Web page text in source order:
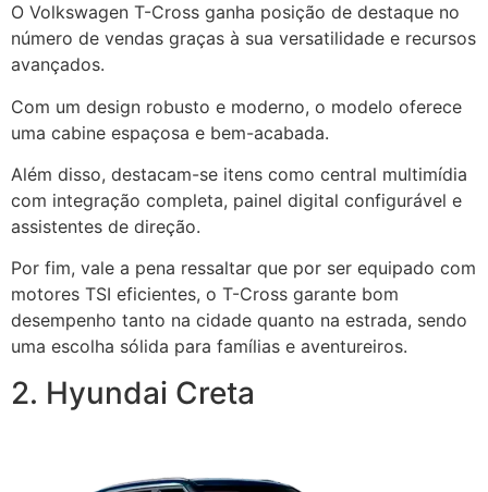
O Volkswagen T-Cross ganha posição de destaque no
número de vendas graças à sua versatilidade e recursos
avançados.
Com um design robusto e moderno, o modelo oferece
uma cabine espaçosa e bem-acabada.
Além disso, destacam-se itens como central multimídia
com integração completa, painel digital configurável e
assistentes de direção.
Por fim, vale a pena ressaltar que por ser equipado com
motores TSI eficientes, o T-Cross garante bom
desempenho tanto na cidade quanto na estrada, sendo
uma escolha sólida para famílias e aventureiros.
2. Hyundai Creta